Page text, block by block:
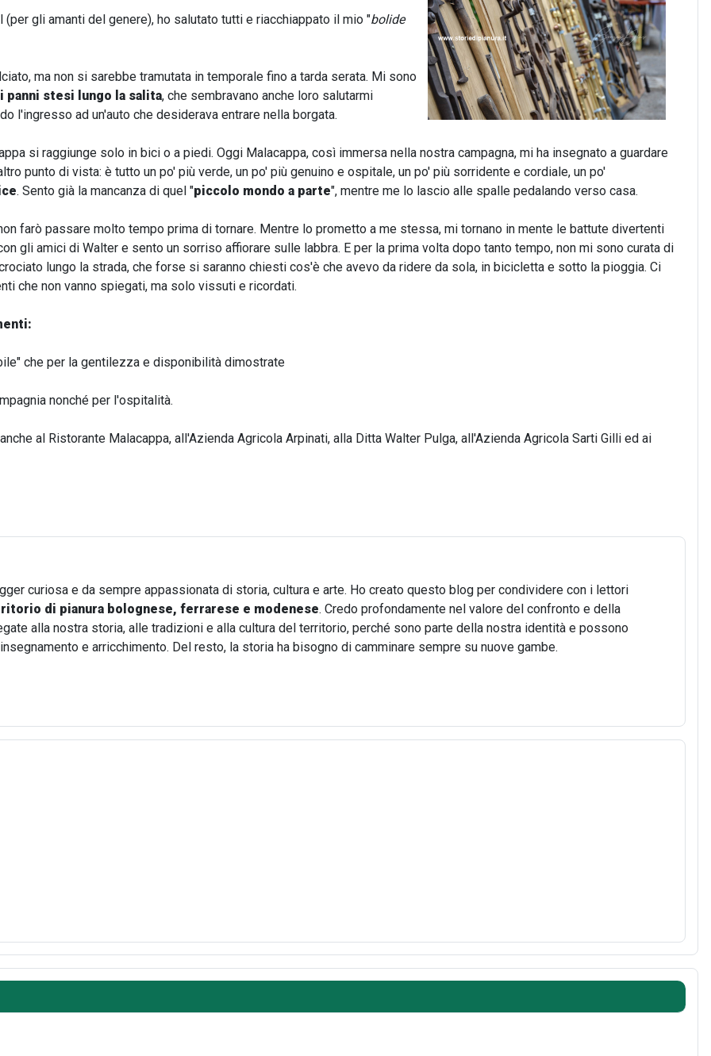
gli amanti del genere), ho salutato tutti e riacchiappato il mio "bolide
ma non si sarebbe tramutata in temporale fino a tarda serata. Mi sono
panni stesi lungo la salita, che sembravano anche loro salutarmi
l'ingresso ad un'auto che desiderava entrare nella borgata.
si raggiunge solo in bici o a piedi. Oggi Malacappa, così immersa nella nostra campagna, mi ha insegnato a guardare
punto di vista: è tutto un po' più verde, un po' più genuino e ospitale, un po' più sorridente e cordiale, un po'
. Sento già la mancanza di quel "piccolo mondo a parte", mentre me lo lascio alle spalle pedalando verso casa.
farò passare molto tempo prima di tornare. Mentre lo prometto a me stessa, mi tornano in mente le battute divertenti
gli amici di Walter e sento un sorriso affiorare sulle labbra. E per la prima volta dopo tanto tempo, non mi sono curata di
lungo la strada, che forse si saranno chiesti cos'è che avevo da ridere da sola, in bicicletta e sotto la pioggia. Ci
che non vanno spiegati, ma solo vissuti e ricordati.
che per la gentilezza e disponibilità dimostrate
nonché per l'ospitalità.
al Ristorante Malacappa, all'Azienda Agricola Arpinati, alla Ditta Walter Pulga, all'Azienda Agricola Sarti Gilli ed ai
curiosa e da sempre appassionata di storia, cultura e arte. Ho creato questo blog per condividere con i lettori
di pianura bolognese, ferrarese e modenese. Credo profondamente nel valore del confronto e della
alla nostra storia, alle tradizioni e alla cultura del territorio, perché sono parte della nostra identità e possono
e arricchimento. Del resto, la storia ha bisogno di camminare sempre su nuove gambe.